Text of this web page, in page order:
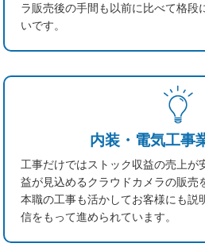
ラ販売後の手間も以前に比べて格段
いです。
内装・電気工事
工事だけではストック収益の売上が
益が見込めるクラウドカメラの販売
本職の工事も活かしてお客様にも説
信をもって進められています。